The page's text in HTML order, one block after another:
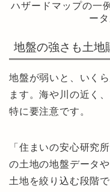
ハザードマップの一
ー
地盤の強さも土地
地盤が弱いと、いく
ます。海や川の近く
特に要注意です。
「住まいの安心研究
の土地の地盤データ
土地を絞り込む段階